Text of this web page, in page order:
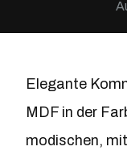
Elegante
MDF in der
modischen,